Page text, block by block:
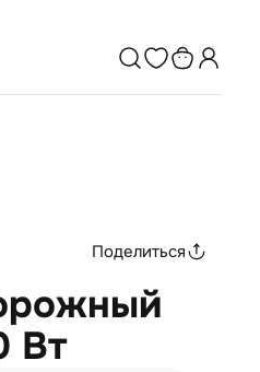
Поделиться
Вт